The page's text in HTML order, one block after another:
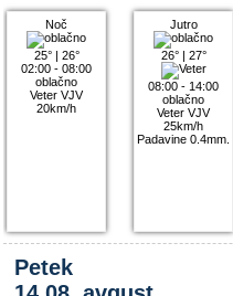
Noč
25°| 26°
02:00 - 08:00
oblačno
Veter VJV
20km/h
Jutro
26°| 27°
08:00 - 14:00
oblačno
Veter VJV
25km/h
Padavine 0.4mm.
Petek